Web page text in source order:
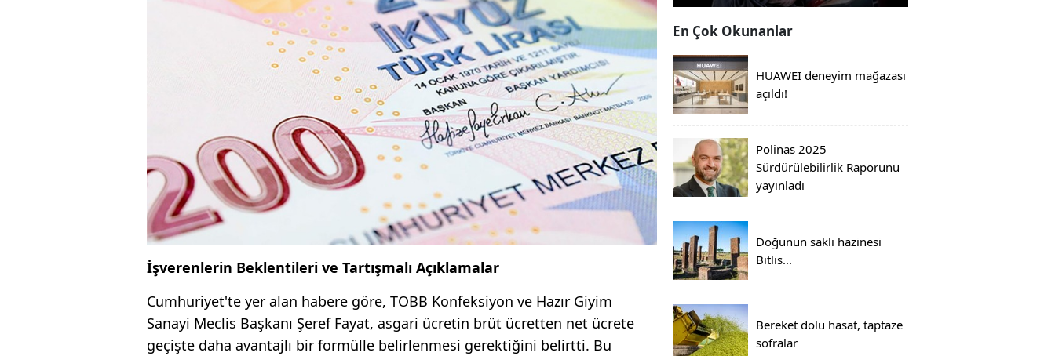
İşverenlerin Beklentileri ve Tartışmalı Açıklamalar
Cumhuriyet'te yer alan habere göre, TOBB Konfeksiyon ve Hazır Giyim
Sanayi Meclis Başkanı Şeref Fayat, asgari ücretin brüt ücretten net ücrete
geçişte daha avantajlı bir formülle belirlenmesi gerektiğini belirtti. Bu
En Çok Okunanlar
HUAWEI deneyim mağazası
açıldı!
Polinas 2025
Sürdürülebilirlik Raporunu
yayınladı
Doğunun saklı hazinesi
Bitlis...
Bereket dolu hasat, taptaze
sofralar